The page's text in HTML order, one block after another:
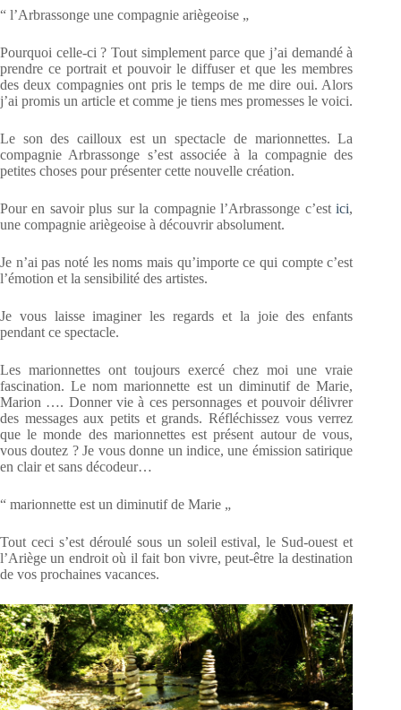
“ l’Arbrassonge une compagnie ariègeoise „
Pourquoi celle-ci ? Tout simplement parce que j’ai demandé à
prendre ce portrait et pouvoir le diffuser et que les membres
des deux compagnies ont pris le temps de me dire oui. Alors
j’ai promis un article et comme je tiens mes promesses le voici.
Le son des cailloux est un spectacle de marionnettes. La
compagnie Arbrassonge s’est associée à la compagnie des
petites choses pour présenter cette nouvelle création.
Pour en savoir plus sur la compagnie l’Arbrassonge c’estici,
une compagnie ariègeoise à découvrir absolument.
Je n’ai pas noté les noms mais qu’importe ce qui compte c’est
l’émotion et la sensibilité des artistes.
Je vous laisse imaginer les regards et la joie des enfants
pendant ce spectacle.
Les marionnettes ont toujours exercé chez moi une vraie
fascination. Le nom marionnette est un diminutif de Marie,
Marion …. Donner vie à ces personnages et pouvoir délivrer
des messages aux petits et grands. Réfléchissez vous verrez
que le monde des marionnettes est présent autour de vous,
vous doutez ? Je vous donne un indice, une émission satirique
en clair et sans décodeur…
“ marionnette est un diminutif de Marie „
Tout ceci s’est déroulé sous un soleil estival, le Sud-ouest et
l’Ariège un endroit où il fait bon vivre, peut-être la destination
de vos prochaines vacances.